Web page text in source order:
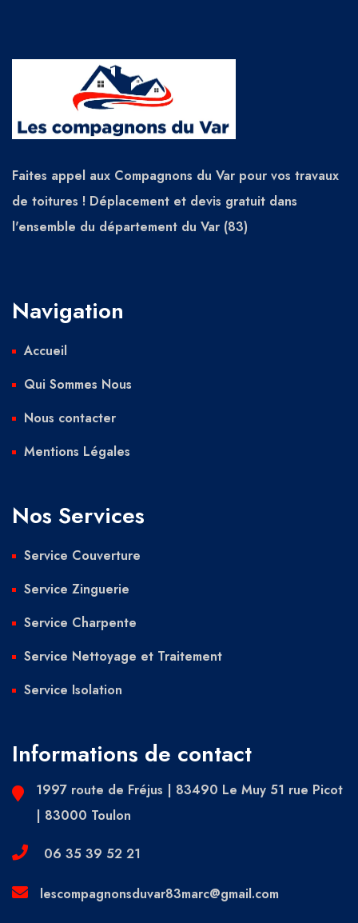
Faites appel aux Compagnons du Var pour vos travaux
de toitures ! Déplacement et devis gratuit dans
l'ensemble du département du Var (83)
Navigation
Accueil
Qui Sommes Nous
Nous contacter
Mentions Légales
Nos Services
Service Couverture
Service Zinguerie
Service Charpente
Service Nettoyage et Traitement
Service Isolation
Informations de contact
1997 route de Fréjus | 83490 Le Muy 51 rue Picot
| 83000 Toulon
06 35 39 52 21
lescompagnonsduvar83marc@gmail.com